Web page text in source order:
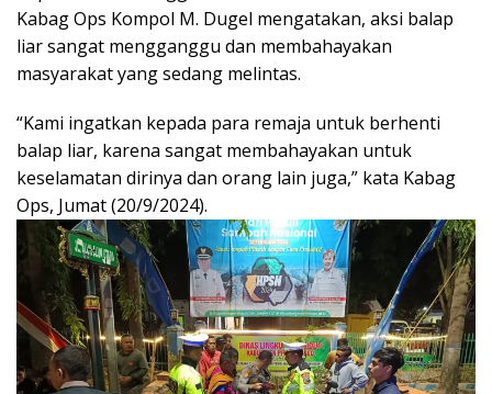
Kabag Ops Kompol M. Dugel mengatakan, aksi balap
liar sangat mengganggu dan membahayakan
masyarakat yang sedang melintas.
“Kami ingatkan kepada para remaja untuk berhenti
balap liar, karena sangat membahayakan untuk
keselamatan dirinya dan orang lain juga,” kata Kabag
Ops, Jumat (20/9/2024).